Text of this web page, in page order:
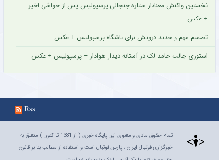
نخستین واکنش معنادار ستاره جنجالی پرسپولیس پس از حواشی اخیر
+ عکس
تصمیم مهم و جدید درویش برای باشگاه پرسپولیس + عکس
استوری جالب حامد لک در آستانه دیدار هوادار – پرسپولیس + عکس
Rss
تمام حقوق مادی و معنوی این پایگاه خبری ( از 1381 تا کنون ) متعلق به
خبرگزاری فوتبال ایران ، پارس فوتبال است و استفاده از مطالب بنا بر قانون